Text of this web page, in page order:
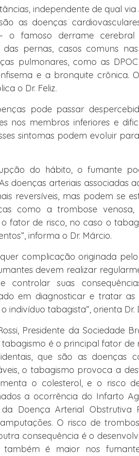
independente de qual
as doenças
o famoso derrame
pernas, casos comuns
pulmonares, como as
e a bronquite crônica.
o Dr. Feliz.
pode passar
nos membros inferiores e
sintomas podem evoluir
do hábito, o fumante
doenças arteriais associadas
reversíveis, mas podem se
como a trombose
fator de risco, no caso o
informa o Dr. Márcio.
complicação originada
devem realizar
controlar suas
em diagnosticar e tratar as
indivíduo tabagista”, orienta Dr.
Presidente da Sociedade
é o principal fator de
que são as doenças
o tabagismo provoca a
o colesterol, e o risco
a ocorrência do Infarto
Doença Arterial Obstrutiva
O risco de
consequência é o
é maior nos